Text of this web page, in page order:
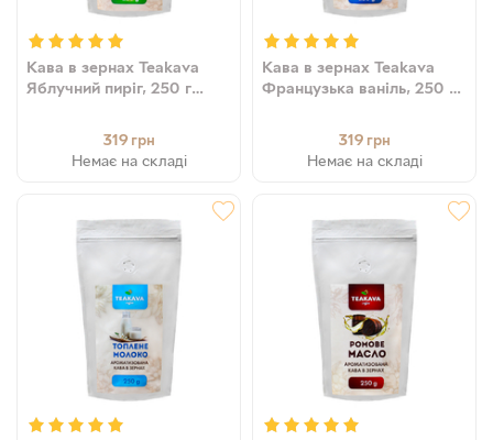
Кава в зернах Teakava
Яблучний пиріг, 250 г
319 грн
Немає на складі
Кава в зернах Teakava
Французька ваніль, 250 г
319 грн
Немає на складі